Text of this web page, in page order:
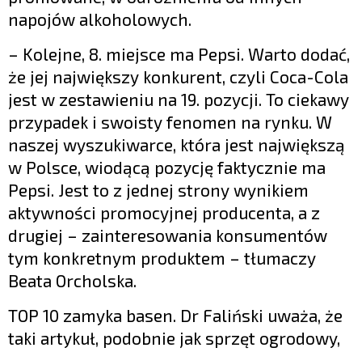
napojów alkoholowych.
– Kolejne, 8. miejsce ma Pepsi. Warto dodać,
że jej największy konkurent, czyli Coca-Cola
jest w zestawieniu na 19. pozycji. To ciekawy
przypadek i swoisty fenomen na rynku. W
naszej wyszukiwarce, która jest największą
w Polsce, wiodącą pozycję faktycznie ma
Pepsi. Jest to z jednej strony wynikiem
aktywności promocyjnej producenta, a z
drugiej – zainteresowania konsumentów
tym konkretnym produktem – tłumaczy
Beata Orcholska.
TOP 10 zamyka basen. Dr Faliński uważa, że
taki artykuł, podobnie jak sprzęt ogrodowy,